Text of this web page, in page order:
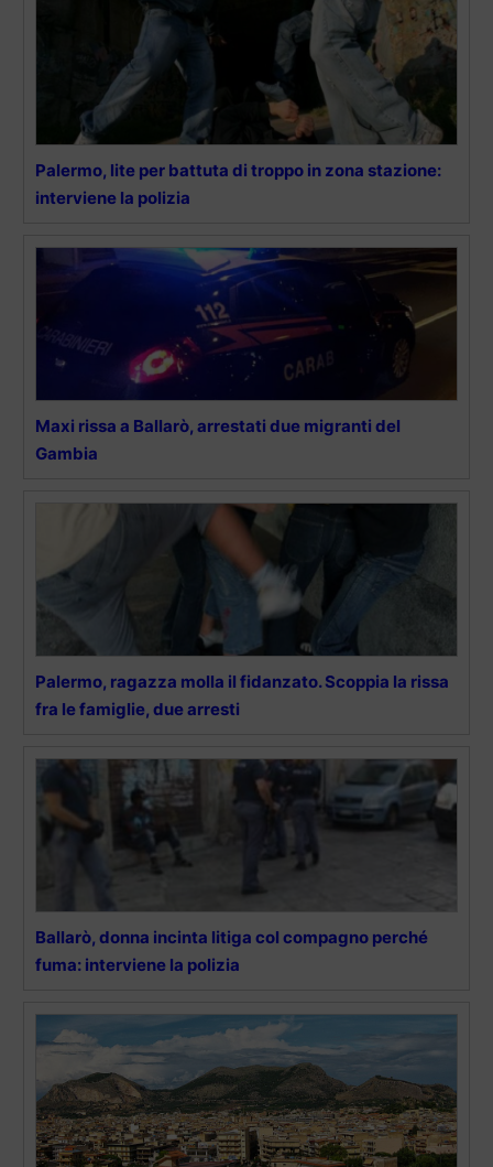
Palermo, lite per battuta di troppo in zona stazione:
interviene la polizia
Maxi rissa a Ballarò, arrestati due migranti del
Gambia
Palermo, ragazza molla il fidanzato. Scoppia la rissa
fra le famiglie, due arresti
Ballarò, donna incinta litiga col compagno perché
fuma: interviene la polizia